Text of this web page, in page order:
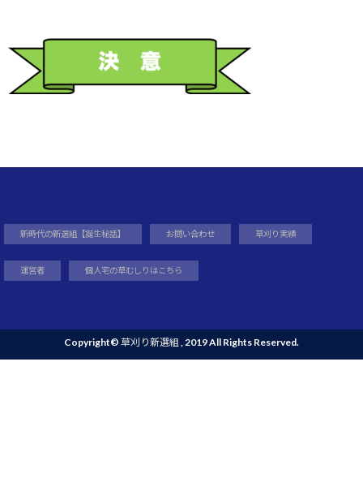
新時代の新選組【誕生秘話】 お問い合わせ 草刈り実績
運営者 個人宅の草むしりはこちら
Copyright© 草刈り新選組 , 2019 All Rights Reserved.